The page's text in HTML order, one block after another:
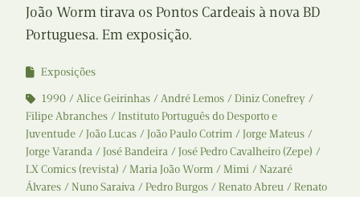
João Worm tirava os Pontos Cardeais à nova BD
Portuguesa. Em exposição.
Exposições
1990
Alice Geirinhas André Lemos
Diniz Conefrey
Filipe Abranches
Instituto Português do Desporto e
Juventude
João Lucas João Paulo Cotrim
Jorge Mateus
Jorge Varanda
José Bandeira
José Pedro Cavalheiro (Zepe)
LX Comics (revista)
Maria João Worm Mimi
Nazaré
Álvares
Nuno Saraiva Pedro Burgos Renato Abreu
Renato